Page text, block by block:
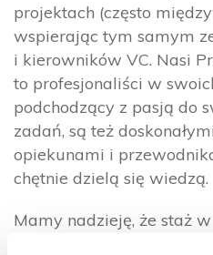
projektach (często
wspierając tym samym
i kierowników VC. Nasi
to profesjonaliści w
podchodzący z pasją do
zadań, są też
opiekunami i
chętnie dzielą się wiedzą.
Mamy nadzieję, że staż
wszystkich inspiracją,